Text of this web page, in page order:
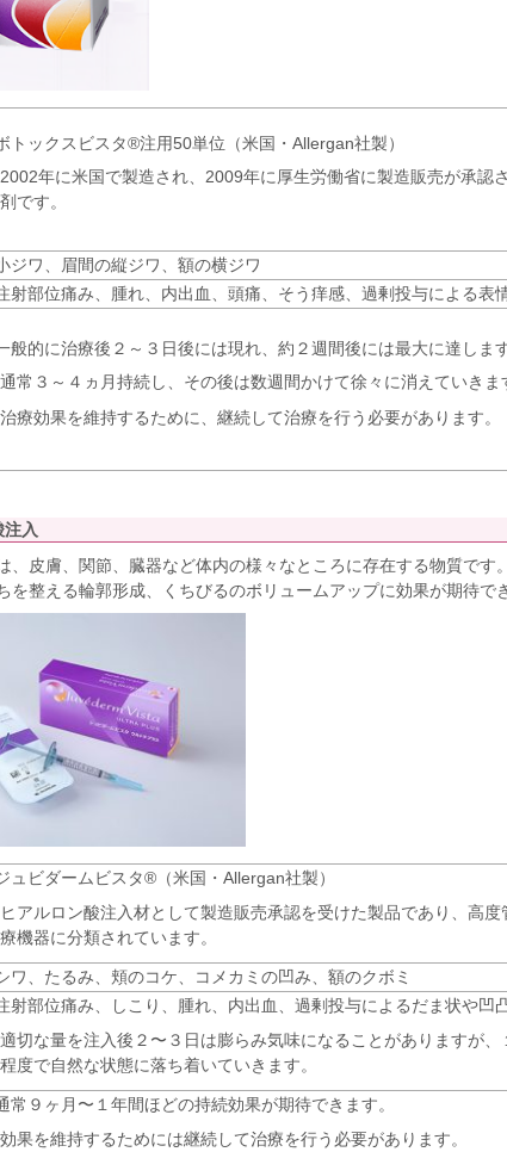
トックスビスタ®注用50単位（米国・Allergan社製）
2002年に米国で製造され、2009年に厚生労働省に製造販売が承認
剤です。
ジワ、眉間の縦ジワ、額の横ジワ
射部位痛み、腫れ、内出血、頭痛、そう痒感、過剰投与による表
般的に治療後２～３日後には現れ、約２週間後には最大に達します
通常３～４ヵ月持続し、その後は数週間かけて徐々に消えていきま
治療効果を維持するために、継続して治療を行う必要があります。
注入
、皮膚、関節、臓器など体内の様々なところに存在する物質で
を整える輪郭形成、くちびるのボリュームアップに効果が期待で
ュビダームビスタ®（米国・Allergan社製）
ヒアルロン酸注入材として製造販売承認を受けた製品であり、高度
療機器に分類されています。
ワ、たるみ、頬のコケ、コメカミの凹み、額のクボミ
射部位痛み、しこり、腫れ、内出血、過剰投与によるだま状や凹
適切な量を注入後２〜３日は膨らみ気味になることがありますが、
程度で自然な状態に落ち着いていきます。
常９ヶ月〜１年間ほどの持続効果が期待できます。
効果を維持するためには継続して治療を行う必要があります。